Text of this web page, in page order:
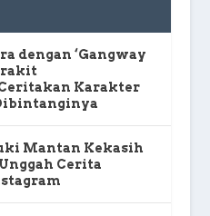
dengan ‘Gangway
Karakter
Mantan Kekasih
Cerita